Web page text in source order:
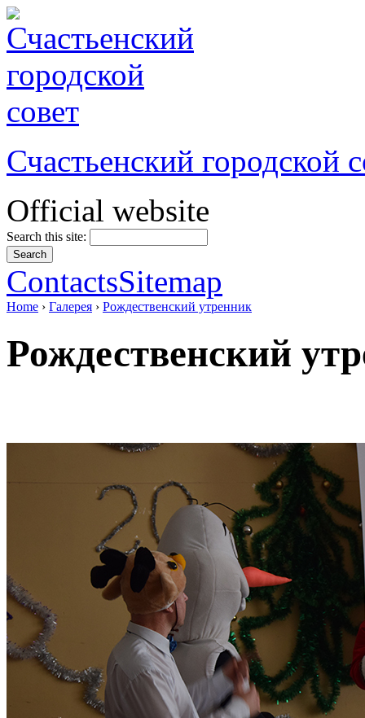
Счастьенский городской
Official website
Search this site:
ContactsSitemap
Home › Галерея › Рождественский утренник
Рождественский